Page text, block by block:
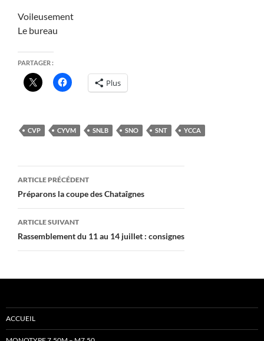
Voileusement
Le bureau
PARTAGER :
Plus
CVP CYVM SNLB SNO SNT YCCA
Navigation
des
articles
ARTICLE PRÉCÉDENT
Préparons la coupe des Chataîgnes
ARTICLE SUIVANT
Rassemblement du 11 au 14 juillet : consignes
ACCUEIL